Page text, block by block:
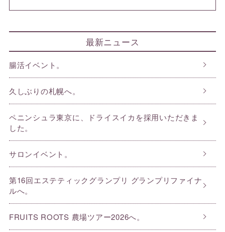
最新ニュース
腸活イベント。
久しぶりの札幌へ。
ペニンシュラ東京に、ドライスイカを採用いただきま
した。
サロンイベント。
第16回エステティックグランプリ グランプリファイナ
ルへ。
FRUITS ROOTS 農場ツアー2026へ。